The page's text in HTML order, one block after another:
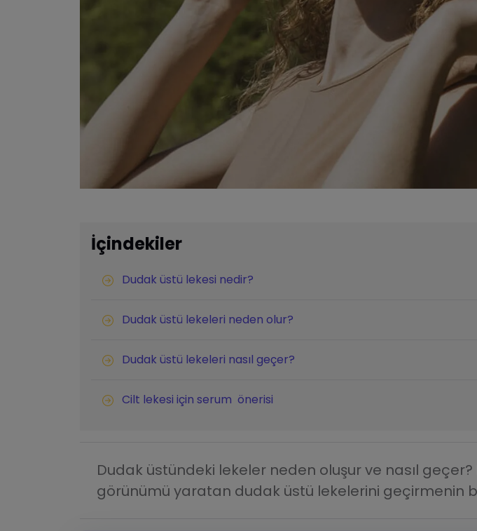
İçindekiler
Dudak üstü lekesi nedir?
Dudak üstü lekeleri neden olur?
Dudak üstü lekeleri nasıl geçer?
Cilt lekesi için serum önerisi
Dudak üstündeki lekeler neden oluşur ve nasıl geçer?
görünümü yaratan dudak üstü lekelerini geçirmenin